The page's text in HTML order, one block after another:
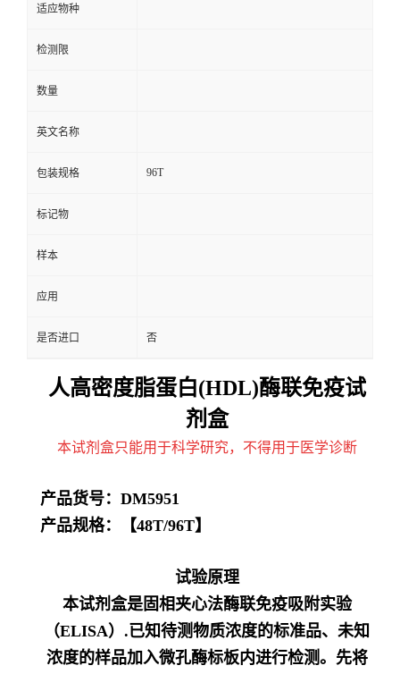
适应物种
检测限
数量
英文名称
包装规格 96T
标记物
样本
应用
是否进口 否
人高密度脂蛋白(HDL)酶联免疫试
剂盒
本试剂盒只能用于科学研究，不得用于医学诊断
产品货号： DM5951
产品规格：【48T/96T】
试验原理
本试剂盒是固相夹心法酶联免疫吸附实验
（ELISA）.已知待测物质浓度的标准品、未知
浓度的样品加入微孔酶标板内进行检测。先将